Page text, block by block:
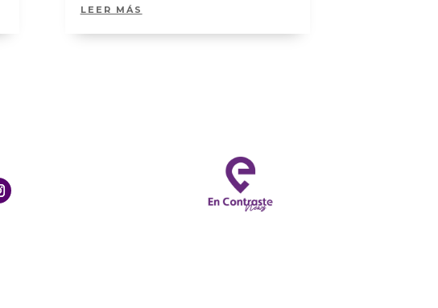
LEER MÁS